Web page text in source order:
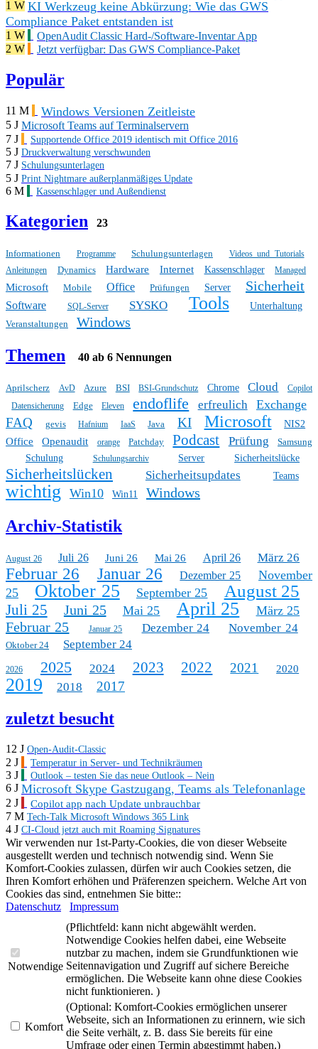
1 W KI Werkzeug keine Abkürzung: Wie das GWS
Compliance Paket entstanden ist
1 W
OpenAudit Classic Hard-/Software-Inventar App
2 W
Jetzt verfügbar: Das GWS Compliance-Paket
Populär
11 M Windows Versionen Zeitleiste
5 J Microsoft Teams auf Terminalservern
7 J
Supportende Office 2019 identisch mit Office 2016
5 J Druckverwaltung verschwunden
7 J Schulungsunterlagen
5 J Print Nightmare außerplanmäßiges Update
6 M Kassenschlager und Außendienst
Kategorien 23
Informationen Programme Schulungsunterlagen
Videos und Tutorials
Anleitungen
Dynamics Hardware Internet Kassenschlager Managed
Microsoft Mobile Office Prüfungen Server Sicherheit
Software SQL-Server SYSKO Tools
Unterhaltung
Veranstaltungen
Windows
Themen 40 ab 6 Nennungen
Aprilscherz AvD Azure BSI BSI-Grundschutz Chrome Cloud
Copilot
Datensicherung
Edge Eleven endoflife erfreulich Exchange
FAQ gevis Hafnium IaaS Java KI Microsoft NIS2
Office Openaudit orange Patchday Podcast Prüfung
Samsung
Schulung
Schulungsarchiv Server Sicherheitslücke
Sicherheitslücken Sicherheitsupdates Teams
wichtig Win10 Win11 Windows
Archiv-Statistik
August 26 Juli 26 Juni 26 Mai 26 April 26 März 26
Februar 26 Januar 26 Dezember 25
November
25
Oktober 25 September 25 August 25
Juli 25 Juni 25 Mai 25 April 25 März 25
Februar 25 Januar 25 Dezember 24 November 24
Oktober 24 September 24
2026 2025 2024 2023 2022 2021 2020
2019 2018 2017
zuletzt besucht
12 J Open-Audit-Classic
2 J Temperatur in Server- und Technikräumen
3 J Outlook – testen Sie das neue Outlook – Nein
6 J Microsoft Skype Gastzugang, Teams als Telefonanlage
2 J Copilot app nach Update unbrauchbar
7 M Tech-Talk Microsoft Windows 365 Link
4 J CI-Cloud jetzt auch mit Roaming Signatures
Wir verwenden nur 1st-Party-Cookies, die von dieser Webseite
ausgestellt werden und technisch notwendig sind. Wenn Sie
Komfort-Cookies zulassen, dürfen wir auch Cookies setzen, die
Ihren Komfort erhöhen und Präferenzen speichern. Welche Art von
Cookies das sind, entnehmen Sie bitte::
Datenschutz
Impressum
Notwendige
(Pflichtfeld: kann nicht abgewählt werden.
Notwendige Cookies helfen dabei, eine Webseite
nutzbar zu machen, indem sie Grundfunktionen wie
Seitennavigation und Zugriff auf sichere Bereiche
ermöglichen. Die Webseite kann ohne diese Cookies
nicht funktionieren. )
Komfort
(Optional: Komfort-Cookies ermöglichen unserer
Webseite, sich an Informationen zu erinnern, wie sich
die Seite verhält, z. B. dass Sie bereits für eine
Umfrage oder einen Termin abgestimmt haben.)